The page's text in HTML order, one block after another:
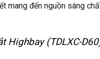
mang đến nguồn sáng
Highbay (TDLXC-